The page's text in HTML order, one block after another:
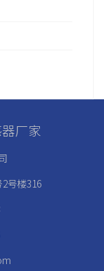
厂家
号楼316